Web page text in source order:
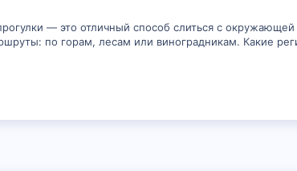
— это отличный способ слиться с окружающей
по горам, лесам или виноградникам. Какие